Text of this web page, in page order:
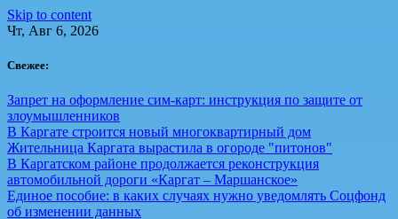
Skip to content
Чт, Авг 6, 2026
Свежее:
Запрет на оформление сим-карт: инструкция по защите от
злоумышленников
В Каргате строится новый многоквартирный дом
Жительница Каргата вырастила в огороде "питонов"
В Каргатском районе продолжается реконструкция
автомобильной дороги «Каргат – Маршанское»
Единое пособие: в каких случаях нужно уведомлять Соцфонд
об изменении данных